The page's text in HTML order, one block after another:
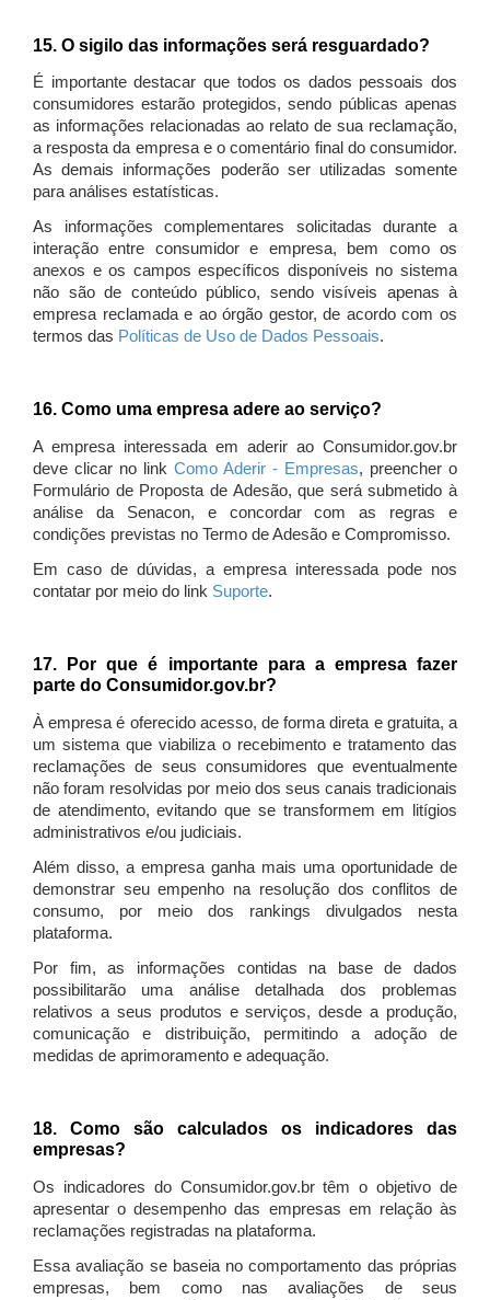
15. O sigilo das informações será resguardado?
É importante destacar que todos os dados pessoais dos
consumidores estarão protegidos, sendo públicas apenas
as informações relacionadas ao relato de sua reclamação,
a resposta da empresa e o comentário final do consumidor.
As demais informações poderão ser utilizadas somente
para análises estatísticas.
As informações complementares solicitadas durante a
interação entre consumidor e empresa, bem como os
anexos e os campos específicos disponíveis no sistema
não são de conteúdo público, sendo visíveis apenas à
empresa reclamada e ao órgão gestor, de acordo com os
termos das Políticas de Uso de Dados Pessoais.
16. Como uma empresa adere ao serviço?
A empresa interessada em aderir ao Consumidor.gov.br
deve clicar no link Como Aderir - Empresas, preencher o
Formulário de Proposta de Adesão, que será submetido à
análise da Senacon, e concordar com as regras e
condições previstas no Termo de Adesão e Compromisso.
Em caso de dúvidas, a empresa interessada pode nos
contatar por meio do link Suporte.
17. Por que é importante para a empresa fazer
parte do Consumidor.gov.br?
À empresa é oferecido acesso, de forma direta e gratuita, a
um sistema que viabiliza o recebimento e tratamento das
reclamações de seus consumidores que eventualmente
não foram resolvidas por meio dos seus canais tradicionais
de atendimento, evitando que se transformem em litígios
administrativos e/ou judiciais.
Além disso, a empresa ganha mais uma oportunidade de
demonstrar seu empenho na resolução dos conflitos de
consumo, por meio dos rankings divulgados nesta
plataforma.
Por fim, as informações contidas na base de dados
possibilitarão uma análise detalhada dos problemas
relativos a seus produtos e serviços, desde a produção,
comunicação e distribuição, permitindo a adoção de
medidas de aprimoramento e adequação.
18. Como são calculados os indicadores das
empresas?
Os indicadores do Consumidor.gov.br têm o objetivo de
apresentar o desempenho das empresas em relação às
reclamações registradas na plataforma.
Essa avaliação se baseia no comportamento das próprias
empresas, bem como nas avaliações de seus